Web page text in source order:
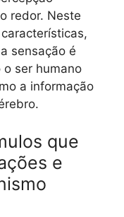
redor. Neste
sensação é
ser humano
a informação
que
e